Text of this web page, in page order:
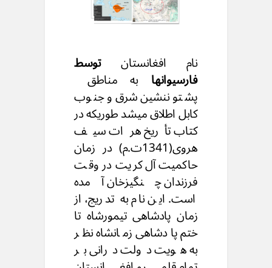
نام افغانستان توسط
فارسیوانها به مناطق
پشتوننشین شرق و جنوب
کابل اطلاق میشد طوریکه در
کتاب تأریخ هرات سیف
هروی(1341ت.م) در زمان
حاکمیت آل کریت در وقت
فرزندان چنگیزخان آمده
است. این نام به تدریج، از
زمان پادشاهی تیمورشاه تا
ختم پادشاهی زمانشاه نظر
به هویت دولت درانی بر